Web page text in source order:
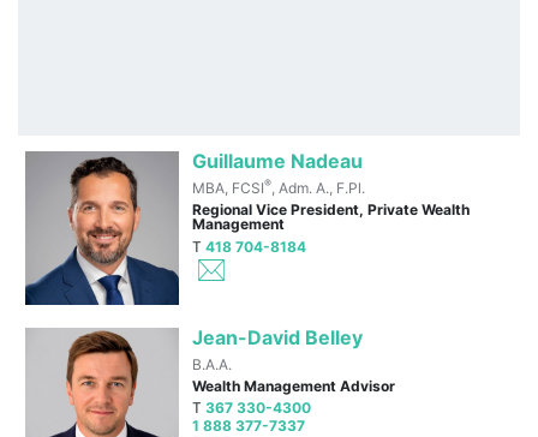
Guillaume Nadeau
MBA, FCSI®
, Adm. A., F.Pl.
Regional Vice President, Private Wealth
Management
T418 704-8184
Jean-David Belley
B.A.A.
Wealth Management Advisor
T367 330-4300
1 888 377-7337